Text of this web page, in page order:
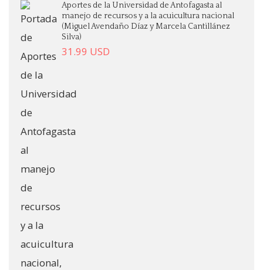
Aportes de la Universidad de Antofagasta al
manejo de recursos y a la acuicultura nacional
(Miguel Avendaño Díaz y Marcela Cantillánez
Silva)
31.99 USD